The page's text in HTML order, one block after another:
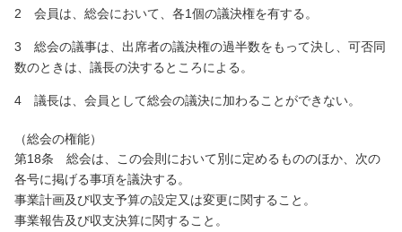
2 会員は、総会において、各1個の議決権を有する。
3 総会の議事は、出席者の議決権の過半数をもって決し、可否同
数のときは、議長の決するところによる。
4 議長は、会員として総会の議決に加わることができない。
（総会の権能）
第18条 総会は、この会則において別に定めるもののほか、次の
各号に掲げる事項を議決する。
事業計画及び収支予算の設定又は変更に関すること。
事業報告及び収支決算に関すること。